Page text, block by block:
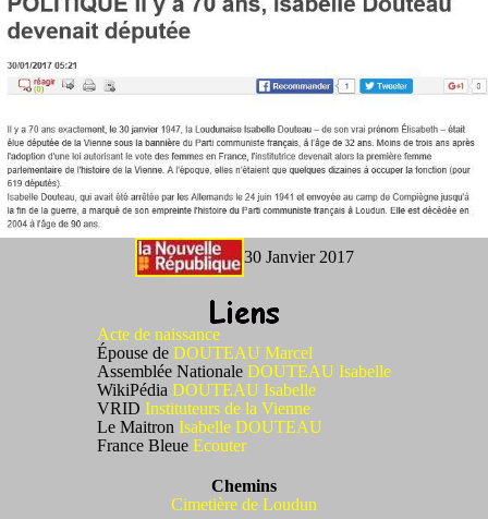
30 Janvier 2017
Acte de naissance
Épouse de DOUTEAU Marcel
Assemblée Nationale DOUTEAU Isabelle
WikiPédia DOUTEAU Isabelle
VRID Instituteurs de la Vienne
Le Maitron Isabelle DOUTEAU
France Bleue Ecouter
Chemins
Cimetière de Loudun